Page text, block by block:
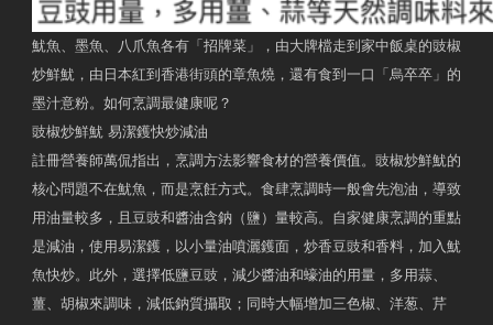
魷魚、墨魚、八爪魚各有「招牌菜」，由大牌檔走到家中飯桌的豉椒
炒鮮魷，由日本紅到香港街頭的章魚燒，還有食到一口「烏卒卒」的
墨汁意粉。如何烹調最健康呢？
豉椒炒鮮魷 易潔鑊快炒減油
註冊營養師萬侃指出，烹調方法影響食材的營養價值。豉椒炒鮮魷的
核心問題不在魷魚，而是烹飪方式。食肆烹調時一般會先泡油，導致
用油量較多，且豆豉和醬油含鈉（鹽）量較高。自家健康烹調的重點
是減油，使用易潔鑊，以小量油噴灑鑊面，炒香豆豉和香料，加入魷
魚快炒。此外，選擇低鹽豆豉，減少醬油和蠔油的用量，多用蒜、
薑、胡椒來調味，減低鈉質攝取；同時大幅增加三色椒、洋葱、芹